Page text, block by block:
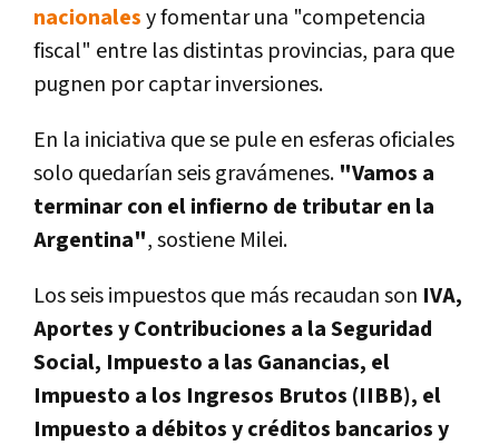
nacionalesy fomentar una "competencia
fiscal" entre las distintas provincias, para que
pugnen por captar inversiones.
En la iniciativa que se pule en esferas oficiales
solo quedarían seis gravámenes. "Vamos a
terminar con el infierno de tributar en la
Argentina", sostiene Milei.
Los seis impuestos que más recaudan son IVA,
Aportes y Contribuciones a la Seguridad
Social, Impuesto a las Ganancias, el
Impuesto a los Ingresos Brutos (IIBB), el
Impuesto a débitos y créditos bancarios y